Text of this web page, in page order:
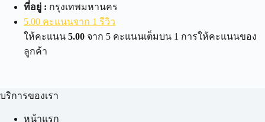
ที่อยู่ : กรุงเทพมหานคร
5.00 คะแนนจาก 1 รีวิว
ให้คะแนน 5.00 จาก 5 คะแนนเต็มบน 1 การให้คะแนนของ
ลูกค้า
บริการของเรา
หน้าแรก